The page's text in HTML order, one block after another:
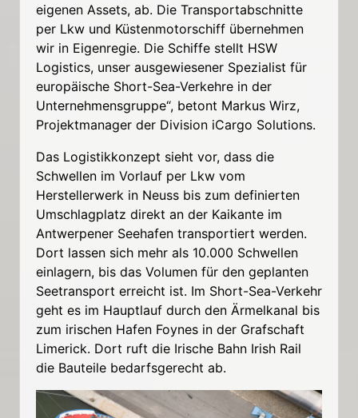
eigenen Assets, ab. Die Transportabschnitte
per Lkw und Küstenmotorschiff übernehmen
wir in Eigenregie. Die Schiffe stellt HSW
Logistics, unser ausgewiesener Spezialist für
europäische Short-Sea-Verkehre in der
Unternehmensgruppe“, betont Markus Wirz,
Projektmanager der Division iCargo Solutions.
Das Logistikkonzept sieht vor, dass die
Schwellen im Vorlauf per Lkw vom
Herstellerwerk in Neuss bis zum definierten
Umschlagplatz direkt an der Kaikante im
Antwerpener Seehafen transportiert werden.
Dort lassen sich mehr als 10.000 Schwellen
einlagern, bis das Volumen für den geplanten
Seetransport erreicht ist. Im Short-Sea-Verkehr
geht es im Hauptlauf durch den Ärmelkanal bis
zum irischen Hafen Foynes in der Grafschaft
Limerick. Dort ruft die Irische Bahn Irish Rail
die Bauteile bedarfsgerecht ab.